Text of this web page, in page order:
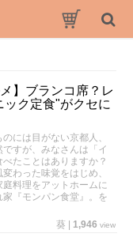
】ブランコ席？レ
ック定食"がクセに
には目がない京都人、
すが、みなさんは「イ
たことはありますか？
わった味覚をはじめ、
料理をアットホームに
『モンパン食堂』。を
葵
1,946 view